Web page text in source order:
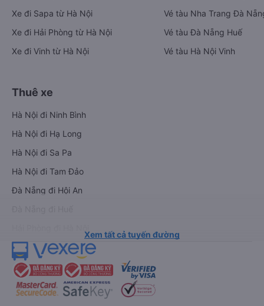
Xe đi Sapa từ Hà Nội
Xe đi Hải Phòng từ Hà Nội
Xe đi Vinh từ Hà Nội
Vé tàu Nha Trang Đà
Vé tàu Đà Nẵng Huế
Vé tàu Hà Nội Vinh
Thuê xe
Hà Nội đi Ninh Bình
Hà Nội đi Hạ Long
Hà Nội đi Sa Pa
Hà Nội đi Tam Đảo
Đà Nẵng đi Hội An
Xem tất cả tuyến đường